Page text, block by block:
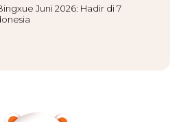
Juni 2026: Hadir di 7